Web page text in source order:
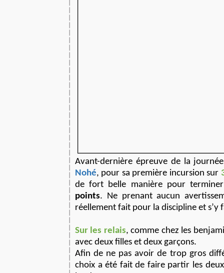
Avant-dernière épreuve de la
Nohé, pour sa première incursion sur
de fort belle manière pour
points. Ne prenant aucun
réellement fait pour la discipline et s’y
Sur les relais, comme chez les
avec deux filles et deux garçons.
Afin de ne pas avoir de trop gros
choix a été fait de faire partir les